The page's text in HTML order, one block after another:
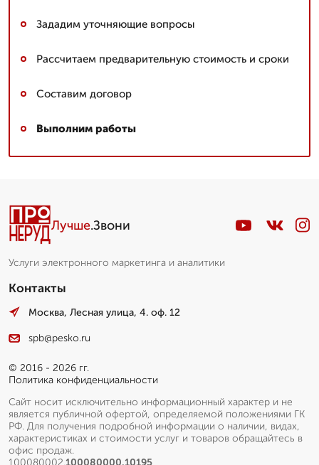
Зададим уточняющие вопросы
Рассчитаем предварительную стоимость и сроки
Составим договор
Выполним работы
Лучше.Звони
Услуги электронного маркетинга и аналитики
Контакты
Москва, Лесная улица, 4. оф. 12
spb@pesko.ru
© 2016 - 2026 гг.
Политика конфиденциальности
Сайт носит исключительно информационный характер и не
является публичной офертой, определяемой положениями ГК
РФ. Для получения подробной информации о наличии, видах,
характеристиках и стоимости услуг и товаров обращайтесь в
офис продаж.